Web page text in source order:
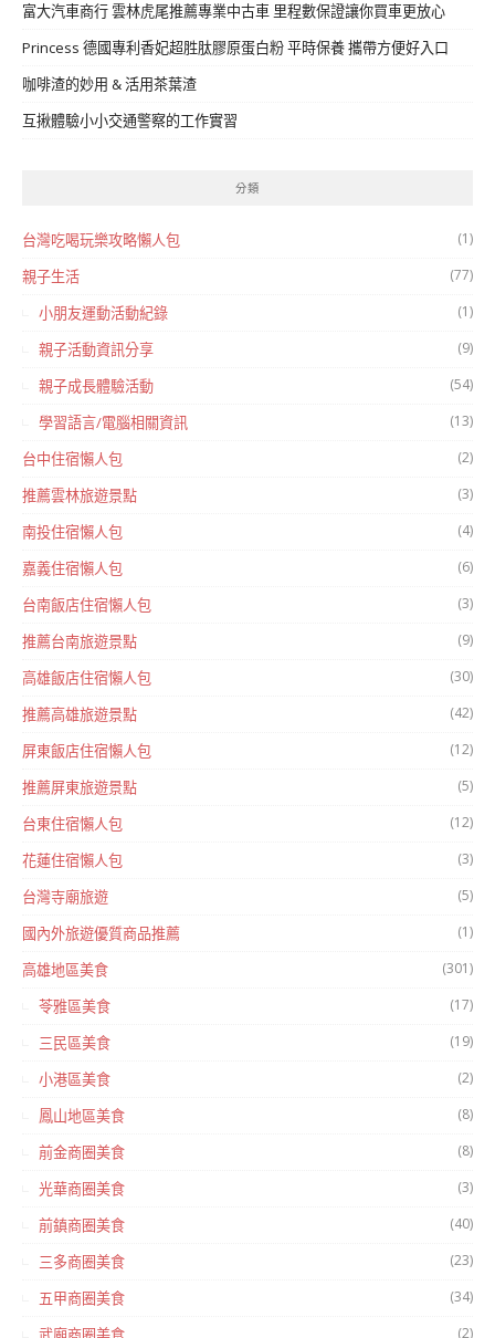
富大汽車商行 雲林虎尾推薦專業中古車 里程數保證讓你買車更放心
Princess 德國專利香妃超胜肽膠原蛋白粉 平時保養 攜帶方便好入口
咖啡渣的妙用 & 活用茶葉渣
互揪體驗小小交通警察的工作實習
分類
台灣吃喝玩樂攻略懶人包 (1)
親子生活 (77)
小朋友運動活動紀錄 (1)
親子活動資訊分享 (9)
親子成長體驗活動 (54)
學習語言/電腦相關資訊 (13)
台中住宿懶人包 (2)
推薦雲林旅遊景點 (3)
南投住宿懶人包 (4)
嘉義住宿懶人包 (6)
台南飯店住宿懶人包 (3)
推薦台南旅遊景點 (9)
高雄飯店住宿懶人包 (30)
推薦高雄旅遊景點 (42)
屏東飯店住宿懶人包 (12)
推薦屏東旅遊景點 (5)
台東住宿懶人包 (12)
花蓮住宿懶人包 (3)
台灣寺廟旅遊 (5)
國內外旅遊優質商品推薦 (1)
高雄地區美食 (301)
苓雅區美食 (17)
三民區美食 (19)
小港區美食 (2)
鳳山地區美食 (8)
前金商圈美食 (8)
光華商圈美食 (3)
前鎮商圈美食 (40)
三多商圈美食 (23)
五甲商圈美食 (34)
(2)